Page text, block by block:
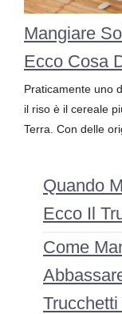
Mangiare
Ecco Cosa
Praticamente uno
il riso è il cereale
Terra. Con delle
Quando
Ecco Il
Come